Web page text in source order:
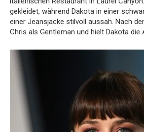
gekleidet, während Dakota in einer
einer Jeansjacke stilvoll aussah. Nach
Chris als Gentleman und hielt Dakota die